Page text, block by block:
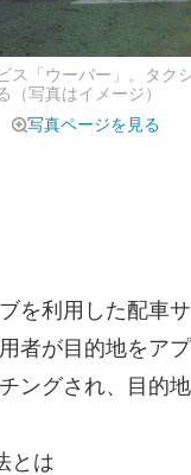
ス「ウーバー」。タク
（写真はイメージ）
写真ページを見る
を利用した配車
者が目的地をア
ングされ、目的
とは